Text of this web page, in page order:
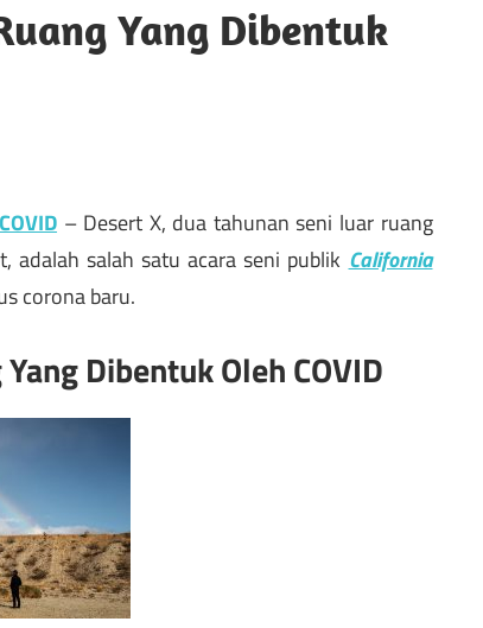
Yang Dibentuk
– Desert X, dua tahunan seni luar ruang
adalah salah satu acara seni publik California
corona baru.
Dibentuk Oleh COVID